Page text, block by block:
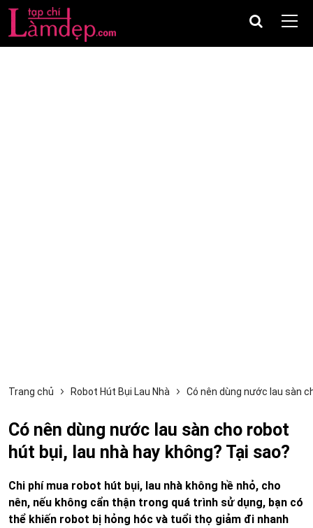
Trang chủ Robot Hút Bụi Lau Nhà Có nên dùng nước lau sàn
Có nên dùng nước lau sàn cho robot
hút bụi, lau nhà hay không? Tại sao?
Chi phí mua robot hút bụi, lau nhà không hề nhỏ, cho
nên, nếu không cẩn thận trong quá trình sử dụng, bạn có
thể khiến robot bị hỏng hóc và tuổi thọ giảm đi nhanh